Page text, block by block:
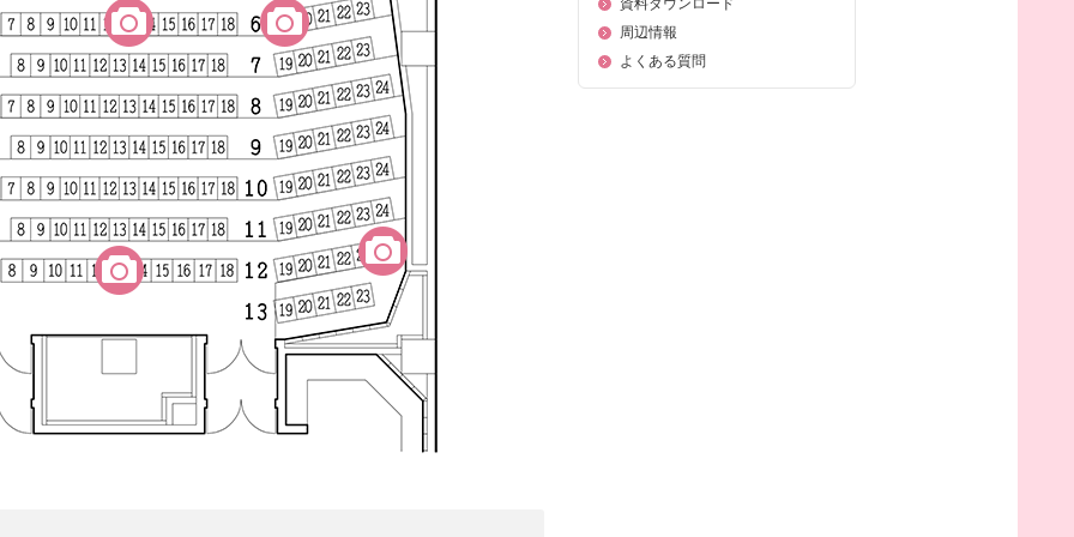
資料ダウンロード
周辺情報
よくある質問